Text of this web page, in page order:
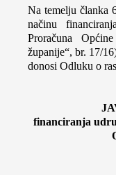
Na temelju članka
načinu
Proračuna
županije“, br. 17/
donosi Odluku o
financiranja